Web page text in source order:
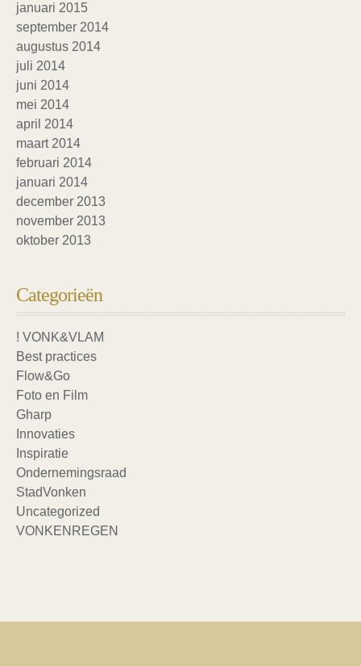
januari 2015
september 2014
augustus 2014
juli 2014
juni 2014
mei 2014
april 2014
maart 2014
februari 2014
januari 2014
december 2013
november 2013
oktober 2013
Categorieën
! VONK&VLAM
Best practices
Flow&Go
Foto en Film
Gharp
Innovaties
Inspiratie
Ondernemingsraad
StadVonken
Uncategorized
VONKENREGEN